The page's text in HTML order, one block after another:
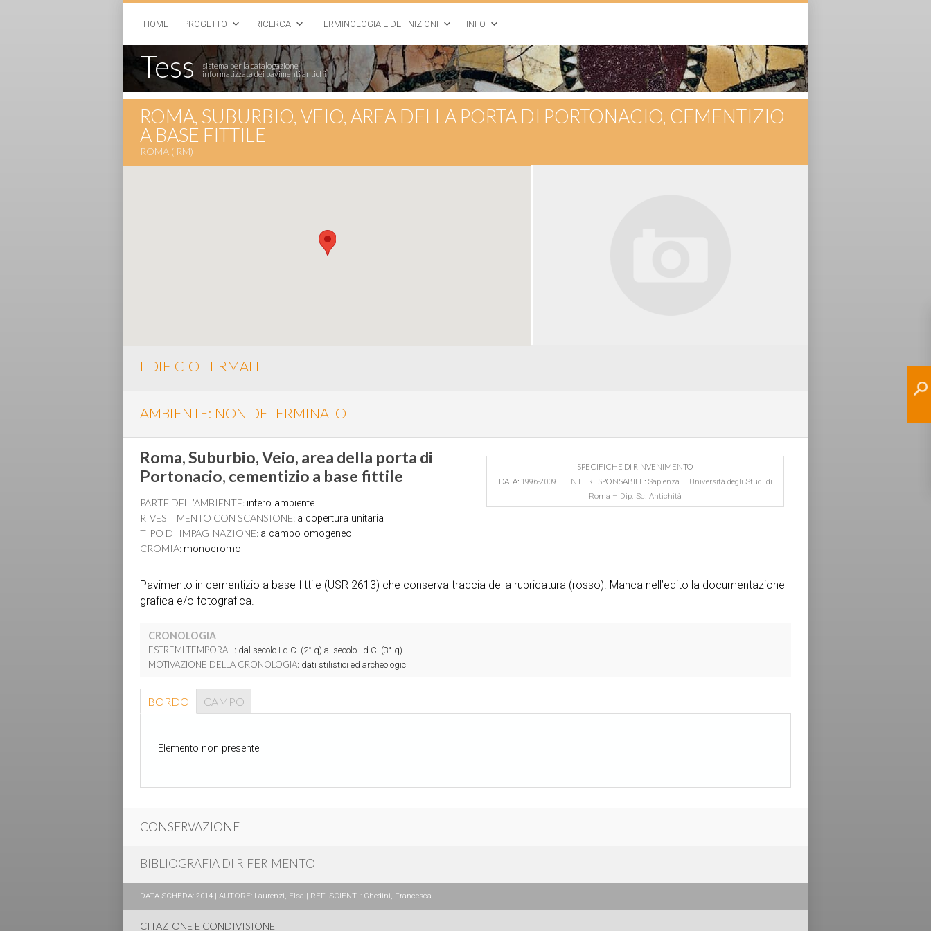
HOME PROGETTO RICERCA TERMINOLOGIA E DEFINIZIONI INFO
Tess
sistema per la catalogazione
informatizzata dei pavimenti antichi
ROMA, SUBURBIO, VEIO, AREA DELLA PORTA DI PORTONACIO, CEMENTIZIO
A BASE FITTILE
ROMA ( RM)
EDIFICIO TERMALE
AMBIENTE: NON DETERMINATO
SPECIFICHE DI RINVENIMENTO
DATA: 1996-2009 – ENTE RESPONSABILE: Sapienza – Università degli Studi di
Roma – Dip. Sc. Antichità
Roma, Suburbio, Veio, area della porta di
Portonacio, cementizio a base fittile
PARTE DELL’AMBIENTE: intero ambiente
RIVESTIMENTO CON SCANSIONE: a copertura unitaria
TIPO DI IMPAGINAZIONE: a campo omogeneo
CROMIA: monocromo
Pavimento in cementizio a base fittile (USR 2613) che conserva traccia della rubricatura (rosso). Manca nell’edito la documentazione
grafica e/o fotografica.
CRONOLOGIA
ESTREMI TEMPORALI: dal secolo I d.C. (2° q) al secolo I d.C. (3° q)
MOTIVAZIONE DELLA CRONOLOGIA: dati stilistici ed archeologici
BORDO CAMPO
Elemento non presente
CONSERVAZIONE
BIBLIOGRAFIA DI RIFERIMENTO
DATA SCHEDA: 2014 | AUTORE: Laurenzi, Elsa | REF. SCIENT. : Ghedini, Francesca
CITAZIONE E CONDIVISIONE